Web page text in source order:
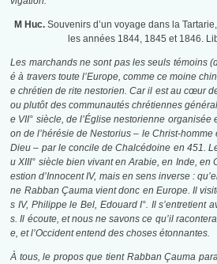
M Huc.Souvenirs d’un voyage dans la
les années 1844, 1845 et 1846.
Les marchands ne sont pas les seuls témoins
é à travers toute l’Europe, comme ce moine
e chrétien de rite nestorien. Car il est au cœur
ou plutôt des communautés chrétiennes
e VII° siècle, de l’Église nestorienne
on de l’hérésie de Nestorius – le Christ-
Dieu – par le concile de Chalcédoine en 451.
u XIII° siècle bien vivant en Arabie, en Inde, en
estion d’Innocent IV, mais en sens inverse :
ne Rabban Çauma vient donc en Europe. Il
s IV, Philippe le Bel, Edouard I°. Il s’entretient
s. Il écoute, et nous ne savons ce qu’il
e, et l’Occident entend des choses étonnantes.
À tous, le propos que tient Rabban Çauma